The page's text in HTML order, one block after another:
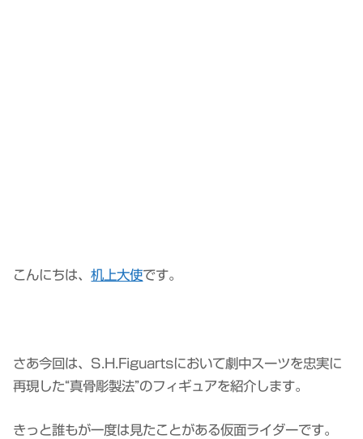
こんにちは、机上大使です。
さあ今回は、S.H.Figuartsにおいて劇中スーツを忠実に
再現した“真骨彫製法”のフィギュアを紹介します。
きっと誰もが一度は見たことがある仮面ライダーです。